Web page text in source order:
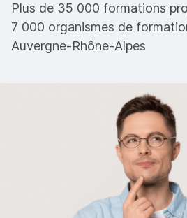
Plus de 35 000 formations
7 000 organismes de
Auvergne-Rhône-Alpes